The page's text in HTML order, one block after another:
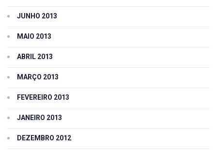
JUNHO 2013
MAIO 2013
ABRIL 2013
MARÇO 2013
FEVEREIRO 2013
JANEIRO 2013
DEZEMBRO 2012